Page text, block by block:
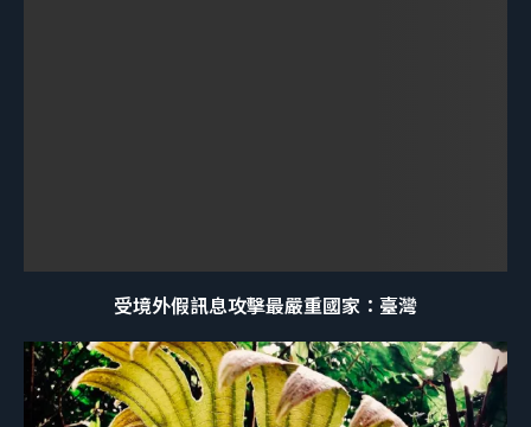
受境外假訊息攻擊最嚴重國家：臺灣